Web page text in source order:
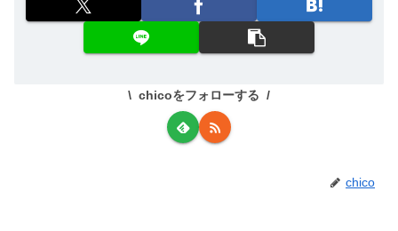
chicoをフォローする
chico